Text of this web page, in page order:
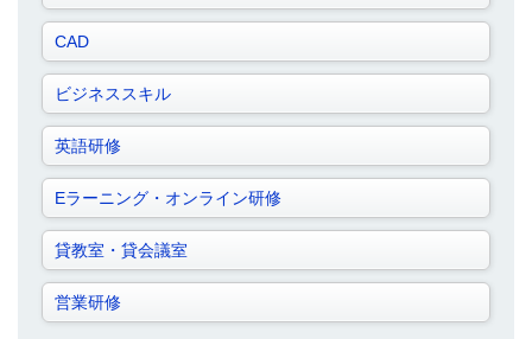
CAD
ビジネススキル
英語研修
Eラーニング・オンライン研修
貸教室・貸会議室
営業研修